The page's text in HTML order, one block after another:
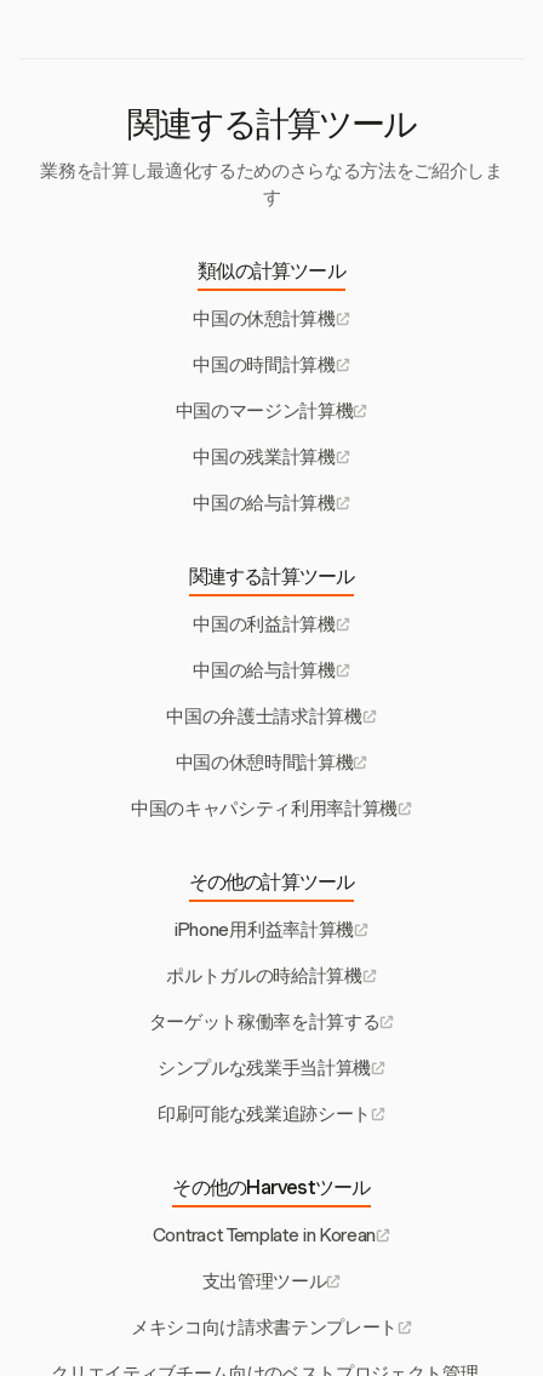
関連する計算ツール
業務を計算し最適化するためのさらなる方法をご紹介しま
す
類似の計算ツール
中国の休憩計算機
中国の時間計算機
中国のマージン計算機
中国の残業計算機
中国の給与計算機
関連する計算ツール
中国の利益計算機
中国の給与計算機
中国の弁護士請求計算機
中国の休憩時間計算機
中国のキャパシティ利用率計算機
その他の計算ツール
iPhone用利益率計算機
ポルトガルの時給計算機
ターゲット稼働率を計算する
シンプルな残業手当計算機
印刷可能な残業追跡シート
その他のHarvestツール
Contract Template in Korean
支出管理ツール
メキシコ向け請求書テンプレート